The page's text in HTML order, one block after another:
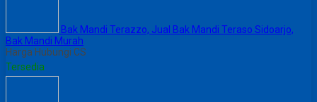
Bak Mandi Terazzo, Jual Bak Mandi Teraso Sidoarjo,
Bak Mandi Murah
Harga Hubungi CS
Tersedia